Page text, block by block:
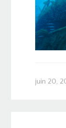
juin 20,